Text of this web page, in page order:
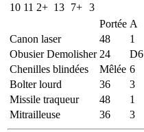
10 11 2+ 13 7+ 3
Portée A
Canon laser
48 1
Obusier Demolisher 24
Chenilles blindées
Mêlée 6
Bolter lourd
36 3
Missile traqueur
48 1
Mitrailleuse
36 3